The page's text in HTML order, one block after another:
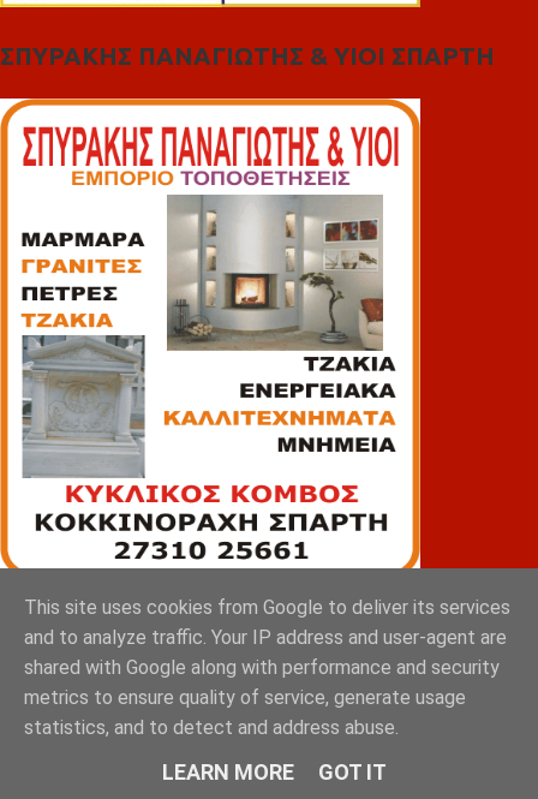
ΣΠΥΡΑΚΗΣ ΠΑΝΑΓΙΩΤΗΣ & YIOI ΣΠΑΡΤΗ
ΠΙΑΤΣΑ
This site uses cookies from Google to deliver its services
and to analyze traffic. Your IP address and user-agent are
shared with Google along with performance and security
metrics to ensure quality of service, generate usage
statistics, and to detect and address abuse.
LEARN MORE GOT IT